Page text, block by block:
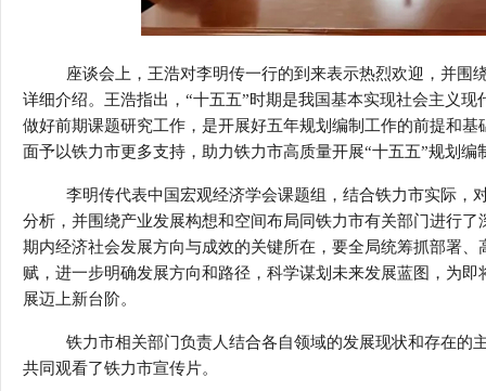
座谈会上，王浩对李明传一行的到来表示热烈欢迎，并围
详细介绍。王浩指出，“十五五”时期是我国基本实现社会主义
做好前期课题研究工作，是开展好五年规划编制工作的前提和
面予以铁力市更多支持，助力铁力市高质量开展“十五五”规划编
李明传代表中国宏观经济学会课题组，结合铁力市实际，
分析，并围绕产业发展构想和空间布局同铁力市有关部门进行了
期内经济社会发展方向与成效的关键所在，要全局统筹抓部署
赋，进一步明确发展方向和路径，科学谋划未来发展蓝图，为
展迈上新台阶。
铁力市相关部门负责人结合各自领域的发展现状和存在的
共同观看了铁力市宣传片。